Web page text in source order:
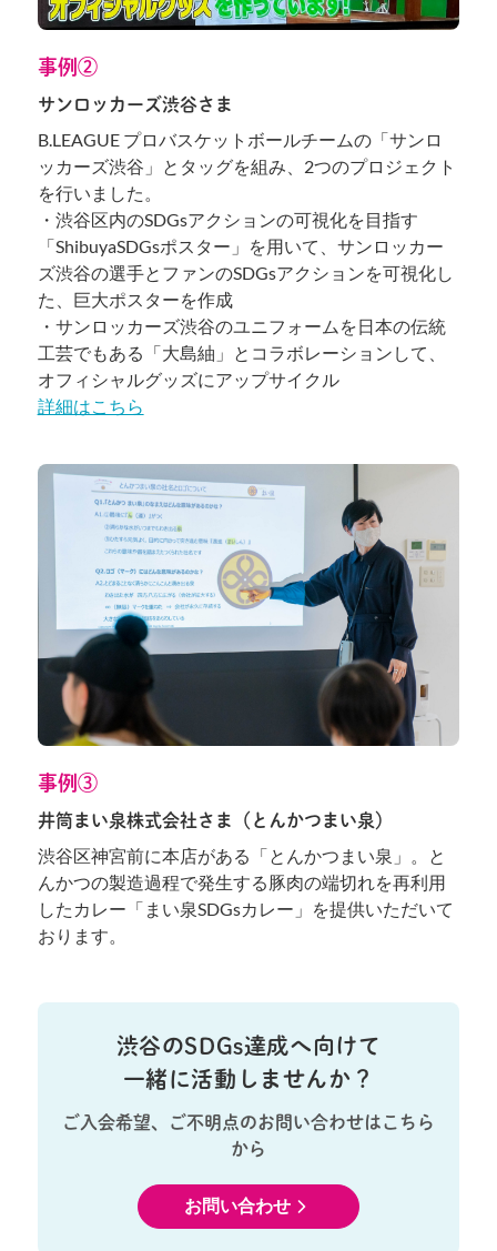
事例②
サンロッカーズ渋谷さま
B.LEAGUE プロバスケットボールチームの「サンロ
ッカーズ渋谷」とタッグを組み、2つのプロジェクト
を行いました。
・渋谷区内のSDGsアクションの可視化を目指す
「ShibuyaSDGsポスター」を用いて、サンロッカー
ズ渋谷の選手とファンのSDGsアクションを可視化し
た、巨大ポスターを作成
・サンロッカーズ渋谷のユニフォームを日本の伝統
工芸でもある「大島紬」とコラボレーションして、
オフィシャルグッズにアップサイクル
詳細はこちら
事例③
井筒まい泉株式会社さま（とんかつまい泉）
渋谷区神宮前に本店がある「とんかつまい泉」。と
んかつの製造過程で発生する豚肉の端切れを再利用
したカレー「まい泉SDGsカレー」を提供いただいて
おります。
渋谷のSDGs達成へ向けて
一緒に活動しませんか？
ご入会希望、ご不明点のお問い合わせはこちら
から
お問い合わせ